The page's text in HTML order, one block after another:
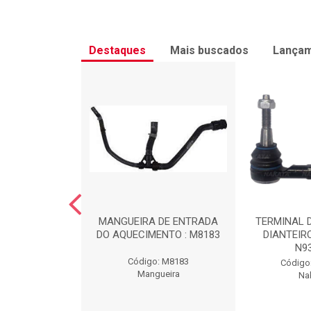
Destaques Mais buscados
MANGUEIRA DE ENTRADA
DO AQUECIMENTO : M8183
Código: M8183
Mangueira
TERMINAL